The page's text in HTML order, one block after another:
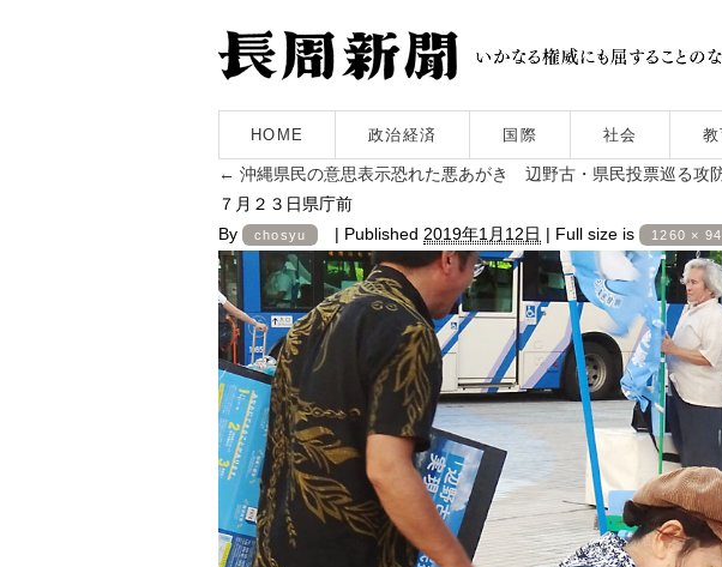
HOME 政治経済 国際 社会
← 沖縄県民の意思表示恐れた悪あがき 辺野古・県民投票巡る攻
７月２３日県庁前
By
chosyu | Published 2019年1月12日 | Full size is 1260 ×